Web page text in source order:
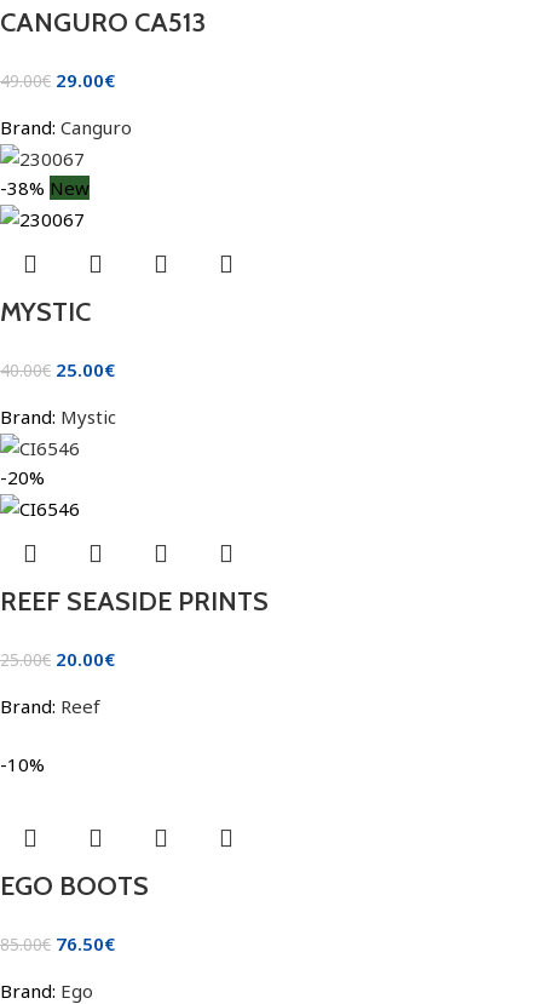
CANGURO CA513
49.00€ 29.00€
Brand: Canguro
-38% New
MYSTIC
40.00€ 25.00€
Brand: Mystic
-20%
REEF SEASIDE PRINTS
25.00€ 20.00€
Brand: Reef
-10%
EGO BOOTS
85.00€ 76.50€
Brand: Ego